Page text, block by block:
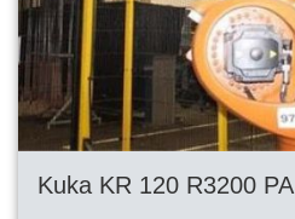
Kuka KR 120 R3200 PA